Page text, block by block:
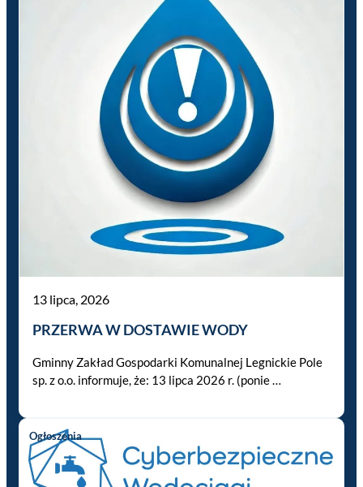
13 lipca, 2026
PRZERWA W DOSTAWIE WODY
Gminny Zakład Gospodarki Komunalnej Legnickie Pole
sp. z o.o. informuje, że: 13 lipca 2026 r. (ponie …
Ogłoszenia